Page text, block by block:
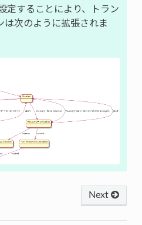
定することにより、トラン
次のように拡張されま
Next